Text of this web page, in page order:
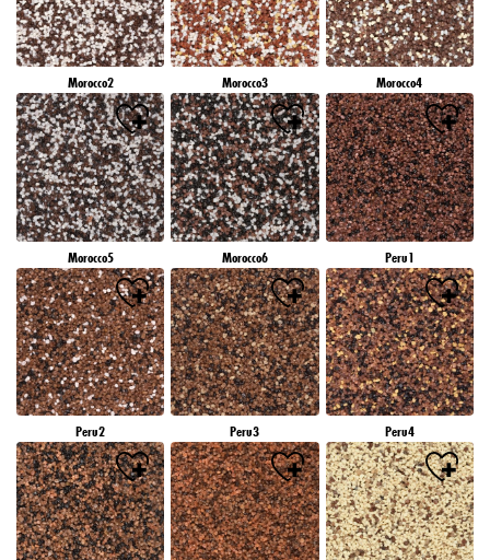
Morocco2 Morocco3 Morocco4
Morocco5 Morocco6 Peru1
Peru2 Peru3 Peru4